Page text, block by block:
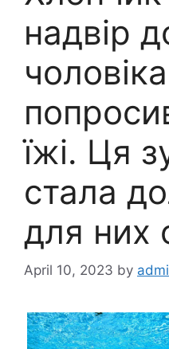
надвір
чоловіка
їжі. Ця
стала
для них
April 10, 2023 by